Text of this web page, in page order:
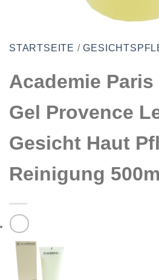
STARTSEITE /
Academie
Gel Provence
Gesicht Haut
Reinigung